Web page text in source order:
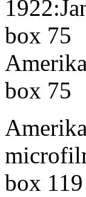
box 75
box 75
box 119